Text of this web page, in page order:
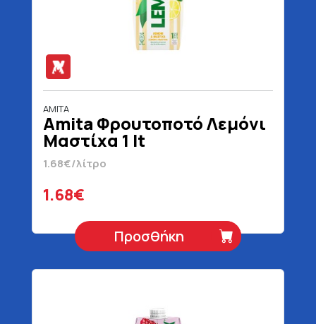
AMITA
Amita Φρουτοποτό Λεμόνι
Μαστίχα 1 lt
1.68€/λίτρο
1.68€
Προσθήκη